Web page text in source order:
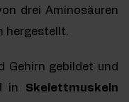
drei Aminosäuren
hergestellt.
Gehirn gebildet und
in Skelettmuskeln